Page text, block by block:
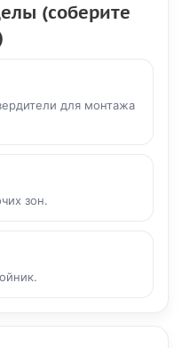
(соберите
для монтажа
зон.